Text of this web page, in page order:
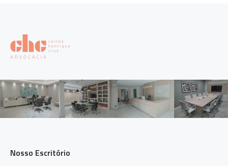
Nosso Escritório